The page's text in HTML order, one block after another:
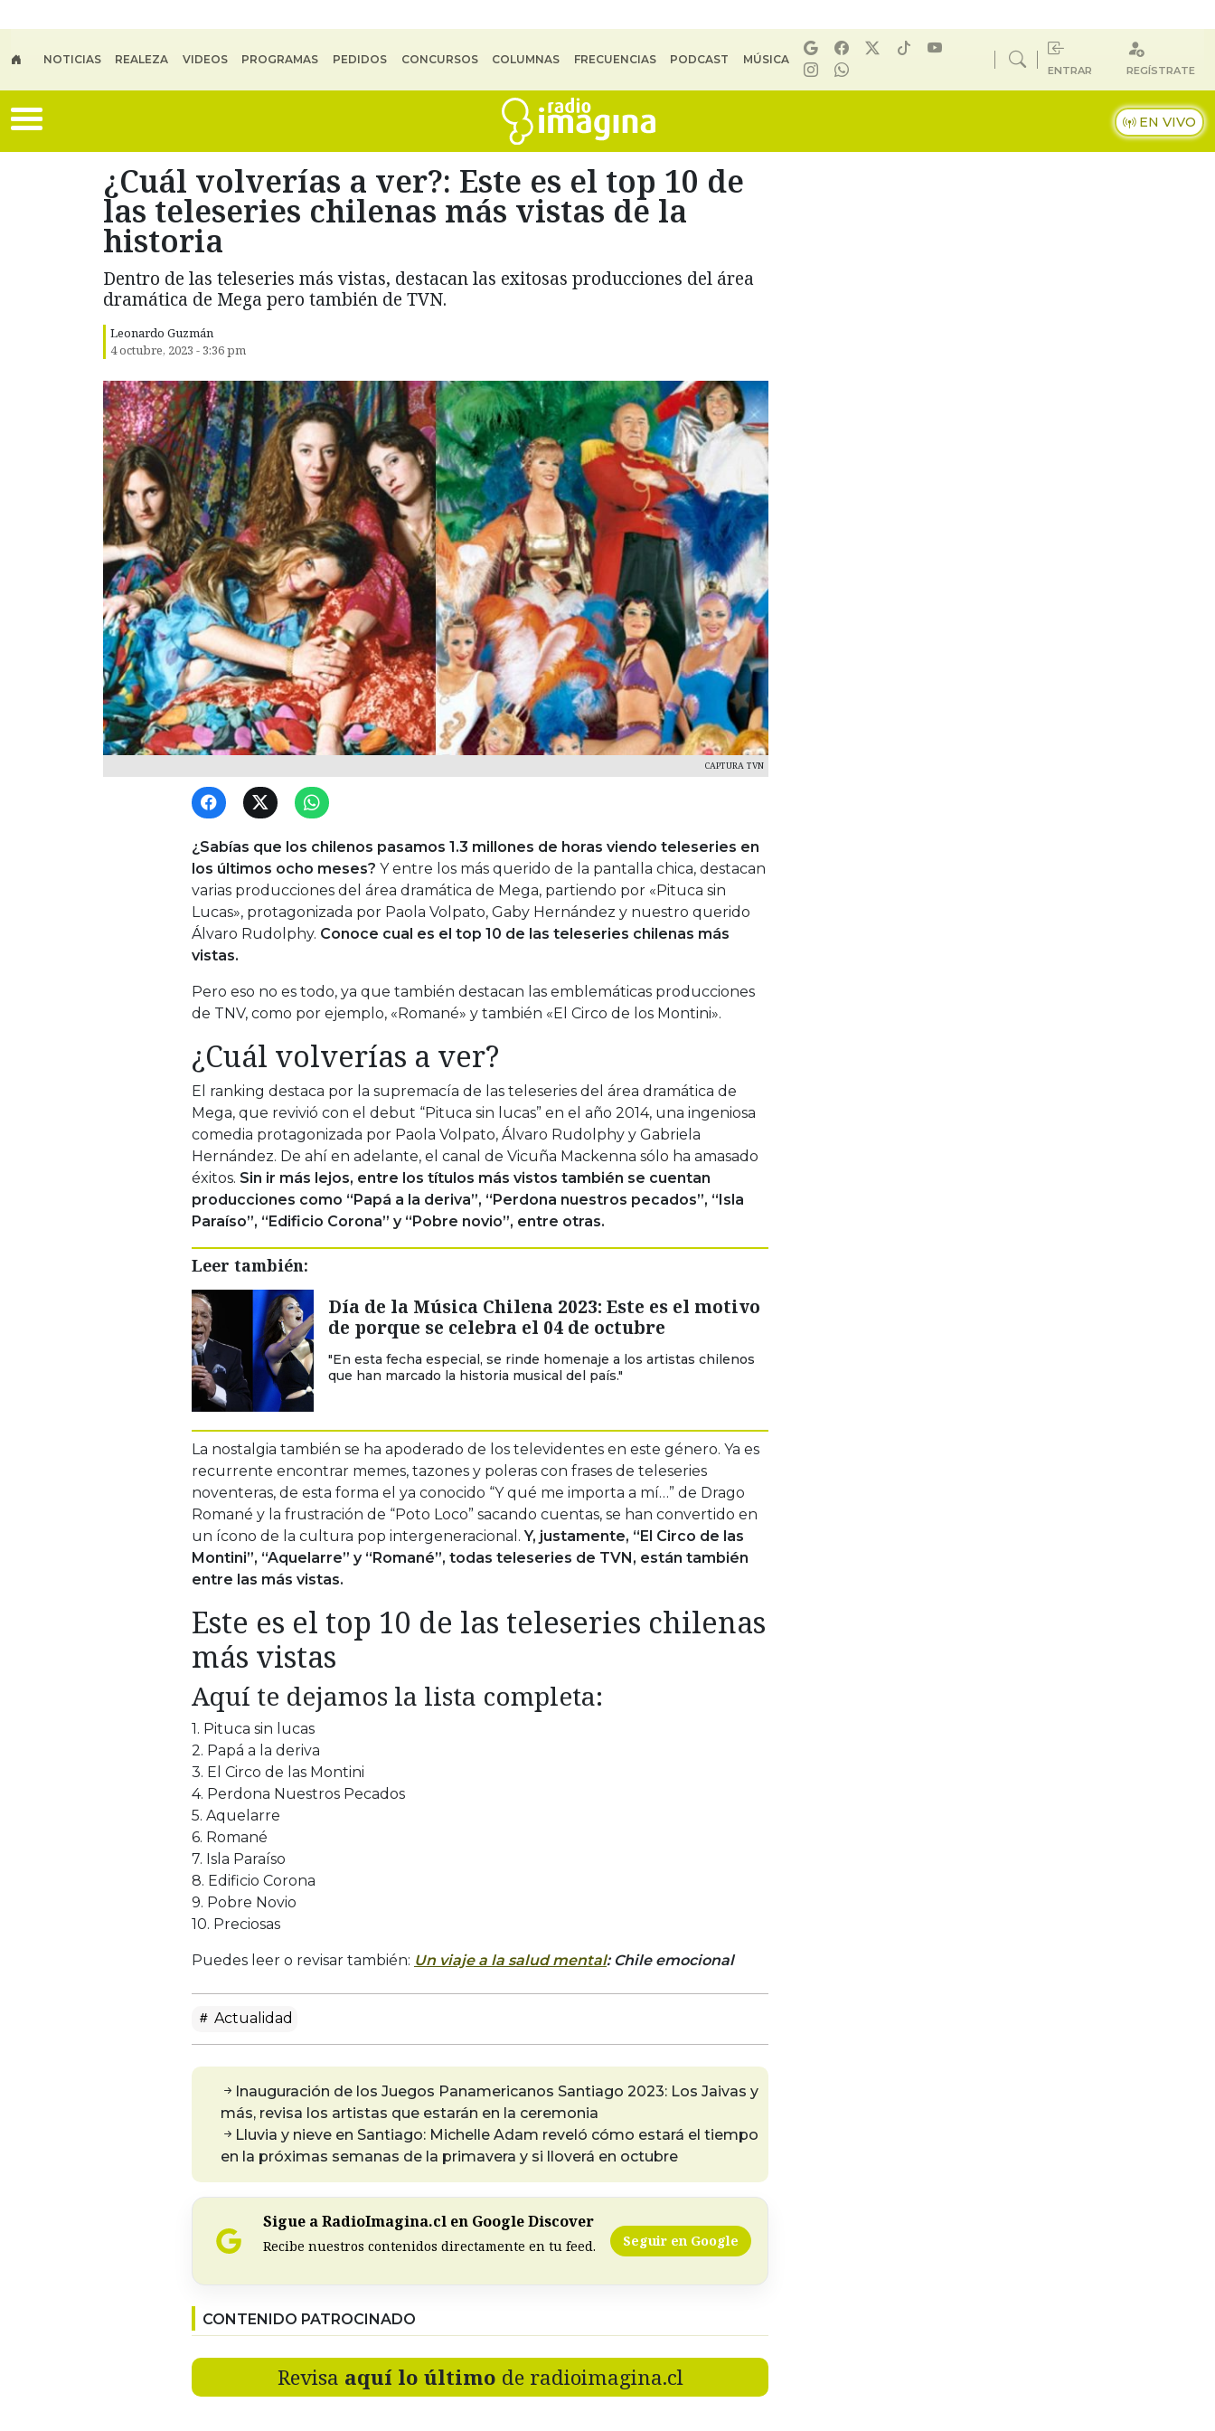
NOTICIAS REALEZA VIDEOS PROGRAMAS PEDIDOS CONCURSOS COLUMNAS FRECUENCIAS PODCAST MÚSICA
ENTRAR REGÍSTRATE
EN VIVO
¿Cuál volverías a ver?: Este es el top 10 de
las teleseries chilenas más vistas de la
historia
Dentro de las teleseries más vistas, destacan las exitosas producciones del área
dramática de Mega pero también de TVN.
Leonardo Guzmán
4 octubre, 2023 - 3:36 pm
CAPTURA TVN
¿Sabías que los chilenos pasamos 1.3 millones de horas viendo teleseries en
los últimos ocho meses? Y entre los más querido de la pantalla chica, destacan
varias producciones del área dramática de Mega, partiendo por «Pituca sin
Lucas», protagonizada por Paola Volpato, Gaby Hernández y nuestro querido
Álvaro Rudolphy. Conoce cual es el top 10 de las teleseries chilenas más
vistas.
Pero eso no es todo, ya que también destacan las emblemáticas producciones
de TNV, como por ejemplo, «Romané» y también «El Circo de los Montini».
¿Cuál volverías a ver?
El ranking destaca por la supremacía de las teleseries del área dramática de
Mega, que revivió con el debut “Pituca sin lucas” en el año 2014, una ingeniosa
comedia protagonizada por Paola Volpato, Álvaro Rudolphy y Gabriela
Hernández. De ahí en adelante, el canal de Vicuña Mackenna sólo ha amasado
éxitos. Sin ir más lejos, entre los títulos más vistos también se cuentan
producciones como “Papá a la deriva”, “Perdona nuestros pecados”, “Isla
Paraíso”, “Edificio Corona” y “Pobre novio”, entre otras.
Leer también:
Día de la Música Chilena 2023: Este es el motivo
de porque se celebra el 04 de octubre
"En esta fecha especial, se rinde homenaje a los artistas chilenos
que han marcado la historia musical del país."
La nostalgia también se ha apoderado de los televidentes en este género. Ya es
recurrente encontrar memes, tazones y poleras con frases de teleseries
noventeras, de esta forma el ya conocido “Y qué me importa a mí…” de Drago
Romané y la frustración de “Poto Loco” sacando cuentas, se han convertido en
un ícono de la cultura pop intergeneracional.Y, justamente, “El Circo de las
Montini”, “Aquelarre” y “Romané”, todas teleseries de TVN, están también
entre las más vistas.
Este es el top 10 de las teleseries chilenas
más vistas
Aquí te dejamos la lista completa:
1. Pituca sin lucas
2. Papá a la deriva
3. El Circo de las Montini
4. Perdona Nuestros Pecados
5. Aquelarre
6. Romané
7. Isla Paraíso
8. Edificio Corona
9. Pobre Novio
10. Preciosas
Puedes leer o revisar también: Un viaje a la salud mental: Chile emocional
Actualidad
Inauguración de los Juegos Panamericanos Santiago 2023: Los Jaivas y
más, revisa los artistas que estarán en la ceremonia
Lluvia y nieve en Santiago: Michelle Adam reveló cómo estará el tiempo
en la próximas semanas de la primavera y si lloverá en octubre
Sigue a RadioImagina.cl en Google Discover
Recibe nuestros contenidos directamente en tu feed. Seguir en Google
CONTENIDO PATROCINADO
Revisa aquí lo último de radioimagina.cl